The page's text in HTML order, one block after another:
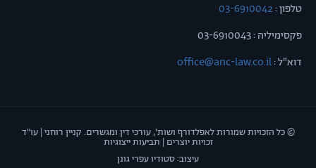
טלפון :03-6910042
פקסימיליה : 03-6910043
דוא"ל :office@anc-law.co.il
© כל הזכויות שמורות לאפלדורף ושות', עורכי דין ומגשרים. קניין רוחני | עו"ד
זכויות יוצרים | תביעות ייצוגיות
עיצוב: סטודיו עפרי גונן